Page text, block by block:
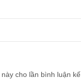
cho lần bình luận kế